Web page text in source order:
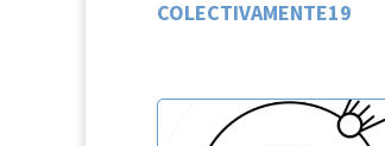
COLECTIVAMENTE19